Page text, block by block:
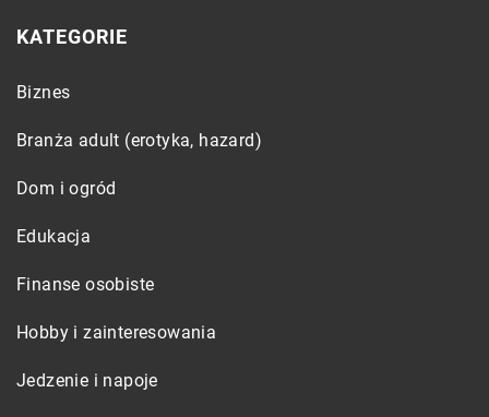
KATEGORIE
Biznes
Branża adult (erotyka, hazard)
Dom i ogród
Edukacja
Finanse osobiste
Hobby i zainteresowania
Jedzenie i napoje